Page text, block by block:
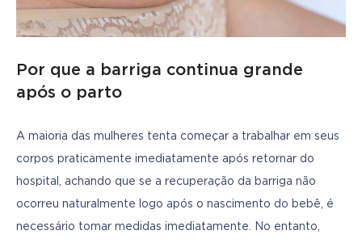
Por que a barriga continua grande
após o parto
A maioria das mulheres tenta começar a trabalhar em seus
corpos praticamente imediatamente após retornar do
hospital, achando que se a recuperação da barriga não
ocorreu naturalmente logo após o nascimento do bebê, é
necessário tomar medidas imediatamente. No entanto,